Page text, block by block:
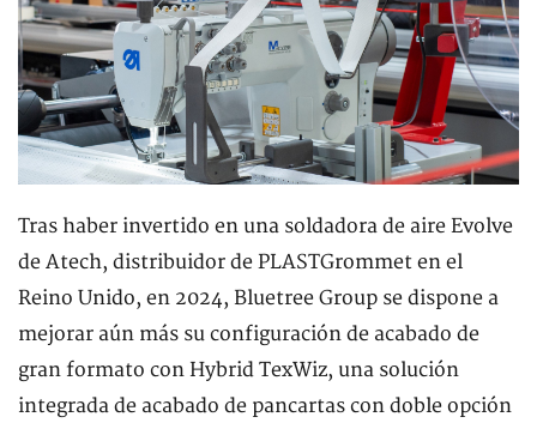
Tras haber invertido en una soldadora de aire Evolve
de Atech, distribuidor de PLASTGrommet en el
Reino Unido, en 2024, Bluetree Group se dispone a
mejorar aún más su configuración de acabado de
gran formato con Hybrid TexWiz, una solución
integrada de acabado de pancartas con doble opción